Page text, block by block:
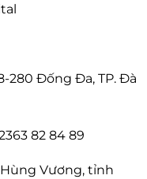
280 Đống Đa, TP. Đà
82 84 89
Hùng Vương, tỉnh